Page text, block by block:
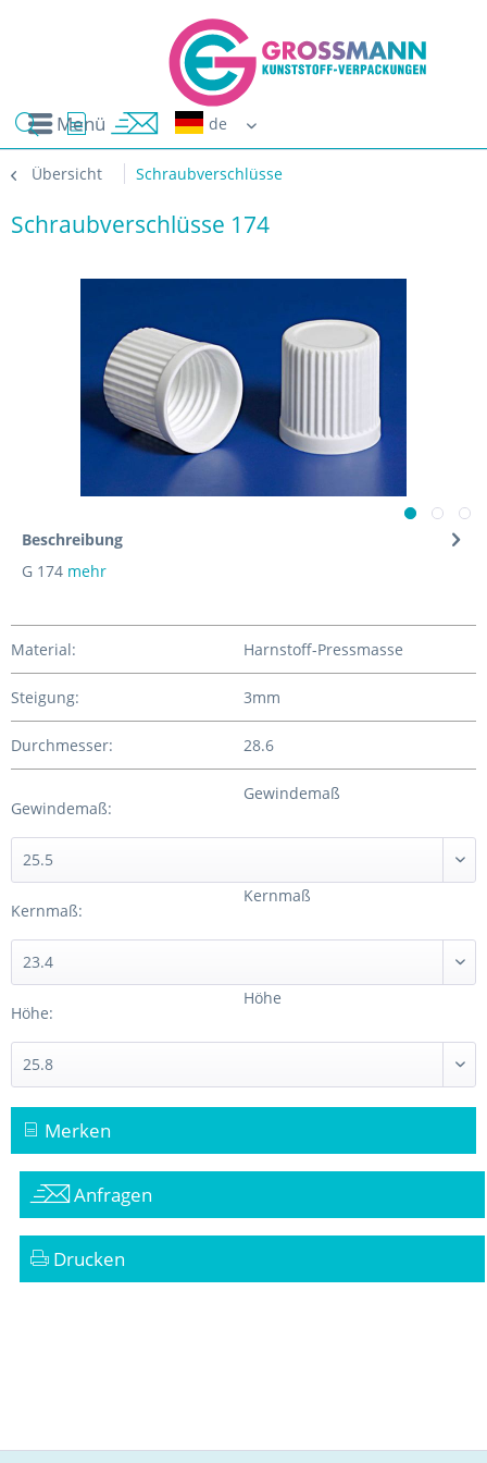
Menü
Übersicht Schraubverschlüsse
Schraubverschlüsse 174
Beschreibung
G 174 mehr
Material: Harnstoff-Pressmasse
Steigung: 3mm
Durchmesser: 28.6
Gewindemaß:
Gewindemaß
Kernmaß:
Kernmaß
Höhe:
Höhe
Merken
Anfragen
Drucken